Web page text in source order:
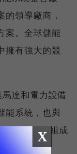
領導廠商，
案。全球儲能
擁有強大的競
達和電力設備
能系統，也與
聯手組成
。
X